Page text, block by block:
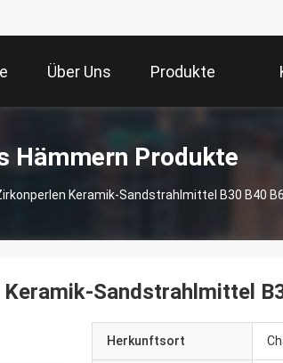
Über Uns Produkte
Hämmern Produkte
Keramik-Sandstrahlmittel B30 B40
Sandstrahlmittel
Herkunftsort